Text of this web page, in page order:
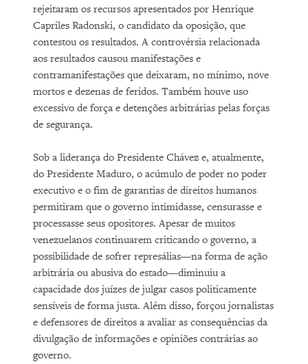
rejeitaram os recursos apresentados por Henrique
Capriles Radonski, o candidato da oposição, que
contestou os resultados. A controvérsia relacionada
aos resultados causou manifestações e
contramanifestações que deixaram, no mínimo, nove
mortos e dezenas de feridos. Também houve uso
excessivo de força e detenções arbitrárias pelas forças
de segurança.
Sob a liderança do Presidente Chávez e, atualmente,
do Presidente Maduro, o acúmulo de poder no poder
executivo e o fim de garantias de direitos humanos
permitiram que o governo intimidasse, censurasse e
processasse seus opositores. Apesar de muitos
venezuelanos continuarem criticando o governo, a
possibilidade de sofrer represálias—na forma de ação
arbitrária ou abusiva do estado—diminuiu a
capacidade dos juízes de julgar casos politicamente
sensíveis de forma justa. Além disso, forçou jornalistas
e defensores de direitos a avaliar as consequências da
divulgação de informações e opiniões contrárias ao
governo.